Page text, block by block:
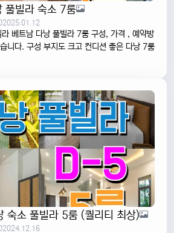
풀빌라 숙소 7룸
2025.01.12
베트남 다낭 풀빌라 7룸 구성, 가격 , 예약방
좋은 다낭 7룸
숙소 풀빌라 5룸 (퀄리티 최상)
2024.12.16